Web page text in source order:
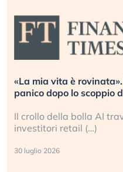
«La mia vita è
panico dopo lo scoppio
Il crollo della bolla AI
investitori retail (…)
30 luglio 2026